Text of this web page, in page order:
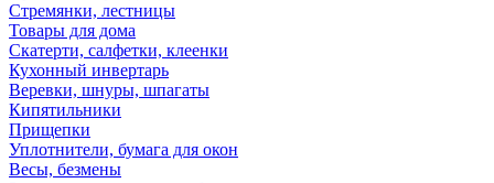
Стремянки, лестницы
Товары для дома
Скатерти, салфетки, клеенки
Кухонный инвертарь
Веревки, шнуры, шпагаты
Кипятильники
Прищепки
Уплотнители, бумага для окон
Весы, безмены